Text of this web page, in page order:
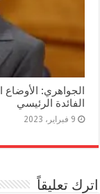
الجواهري: الأوضاع
الفائدة الرئيسي
9 فبراير، 2023
اترك تعليقاً